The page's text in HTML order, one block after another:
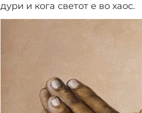
дури и кога светот е во хаос.